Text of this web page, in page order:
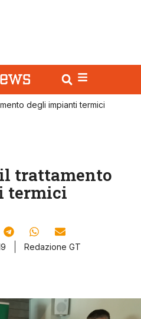
degli impianti termici
trattamento
termici
Redazione GT